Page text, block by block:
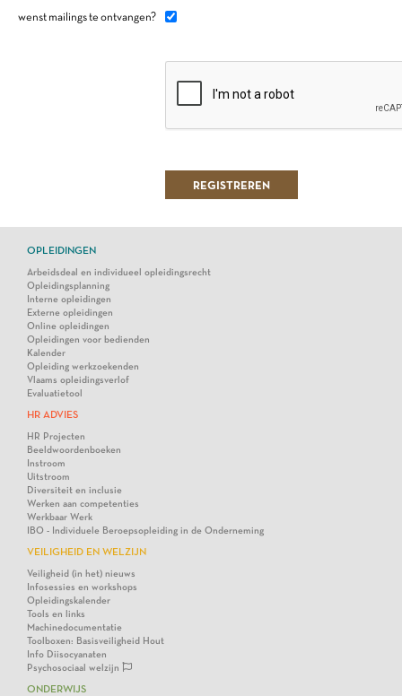
wenst mailings te ontvangen?
OPLEIDINGEN
Arbeidsdeal en individueel opleidingsrecht
Opleidingsplanning
Interne opleidingen
Externe opleidingen
Online opleidingen
Opleidingen voor bedienden
Kalender
Opleiding werkzoekenden
Vlaams opleidingsverlof
Evaluatietool
HR ADVIES
HR Projecten
Beeldwoordenboeken
Instroom
Uitstroom
Diversiteit en inclusie
Werken aan competenties
Werkbaar Werk
IBO - Individuele Beroepsopleiding in de Onderneming
VEILIGHEID EN WELZIJN
Veiligheid (in het) nieuws
Infosessies en workshops
Opleidingskalender
Tools en links
Machinedocumentatie
Toolboxen: Basisveiligheid Hout
Info Diisocyanaten
Psychosociaal welzijn
ONDERWIJS